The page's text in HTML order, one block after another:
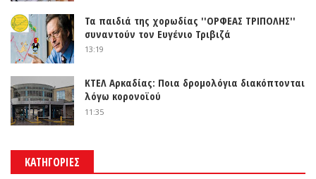
Τα παιδιά της χορωδίας ''ΟΡΦΕΑΣ ΤΡΙΠΟΛΗΣ''
συναντούν τον Ευγένιο Τριβιζά
13:19
ΚΤΕΛ Αρκαδίας: Ποια δρομολόγια διακόπτονται
λόγω κορονοϊού
11:35
ΚΑΤΗΓΟΡΙΕΣ